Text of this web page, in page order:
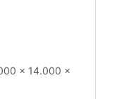
x 14.000 x